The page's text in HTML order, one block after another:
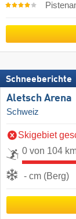
Schneeberichte
Aletsch Arena
Schweiz
Skigebiet
0 von 104
- cm (Berg)